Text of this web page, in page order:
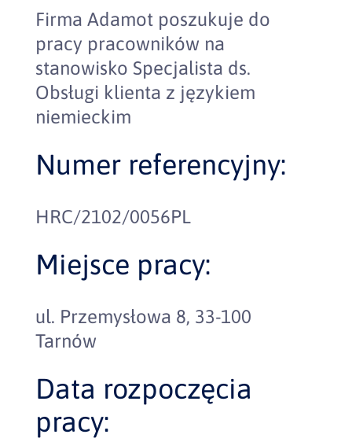
Firma Adamot poszukuje do
pracy pracowników na
stanowisko Specjalista ds.
Obsługi klienta z językiem
niemieckim
Numer referencyjny:
HRC/2102/0056PL
Miejsce pracy:
ul. Przemysłowa 8, 33-100
Tarnów
Data rozpoczęcia
pracy: